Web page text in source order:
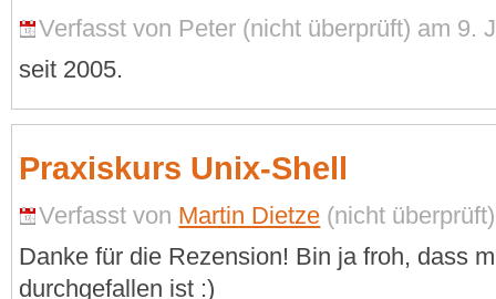
Verfasst von Peter (nicht überprüft) am 9.
seit 2005.
Praxiskurs Unix-Shell
Verfasst von Martin Dietze (nicht
Danke für die Rezension! Bin ja froh, dass
durchgefallen ist :)